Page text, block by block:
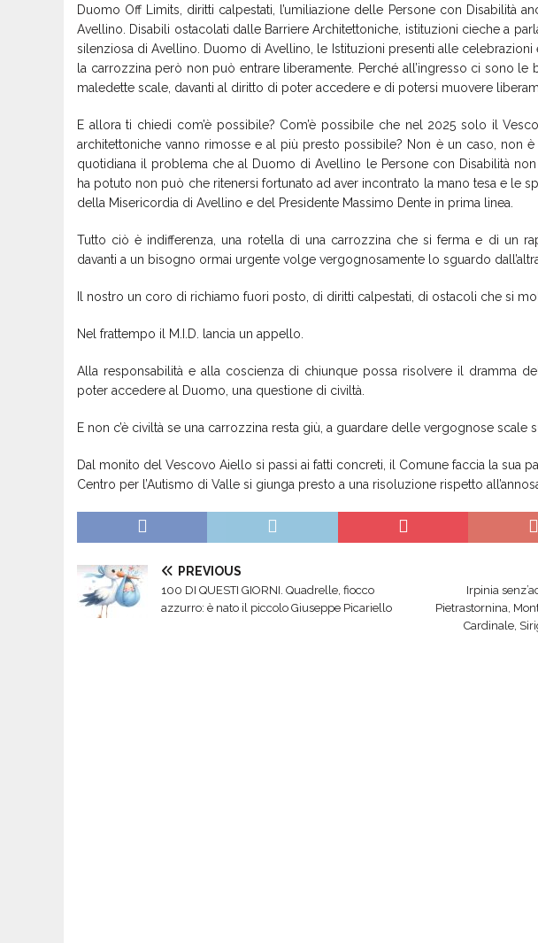
Duomo Off Limits, diritti calpestati, l’umiliazione delle Persone con Disabilità
Avellino. Disabili ostacolati dalle Barriere Architettoniche, istituzioni cieche a
silenziosa di Avellino. Duomo di Avellino, le Istituzioni presenti alle celebrazioni
la carrozzina però non può entrare liberamente. Perché all’ingresso ci sono le
maledette scale, davanti al diritto di poter accedere e di potersi muovere
E allora ti chiedi com’è possibile? Com’è possibile che nel 2025 solo il
architettoniche vanno rimosse e al più presto possibile? Non è un caso, non
quotidiana il problema che al Duomo di Avellino le Persone con Disabilità
ha potuto non può che ritenersi fortunato ad aver incontrato la mano tesa e le
della Misericordia di Avellino e del Presidente Massimo Dente in prima linea.
Tutto ciò è indifferenza, una rotella di una carrozzina che si ferma e di un
davanti a un bisogno ormai urgente volge vergognosamente lo sguardo
Il nostro un coro di richiamo fuori posto, di diritti calpestati, di ostacoli che si
Nel frattempo il M.I.D. lancia un appello.
Alla responsabilità e alla coscienza di chiunque possa risolvere il dramma
poter accedere al Duomo, una questione di civiltà.
E non c’è civiltà se una carrozzina resta giù, a guardare delle vergognose scale
Dal monito del Vescovo Aiello si passi ai fatti concreti, il Comune faccia la sua
Centro per l’Autismo di Valle si giunga presto a una risoluzione rispetto
PREVIOUS
100 DI QUESTI GIORNI. Quadrelle, fiocco
azzurro: è nato il piccolo Giuseppe Picariello
Irpinia
Pietrastornina,
Cardinale,